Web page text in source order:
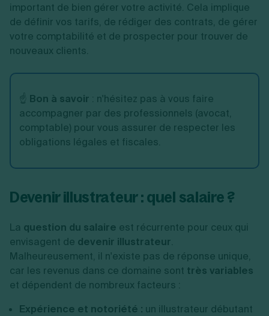
important de bien gérer votre activité. Cela implique
de définir vos tarifs, de rédiger des contrats, de gérer
votre comptabilité et de prospecter pour trouver de
nouveaux clients.
☝️ Bon à savoir : n'hésitez pas à vous faire
accompagner par des professionnels (avocat,
comptable) pour vous assurer de respecter les
obligations légales et fiscales.
Devenir illustrateur : quel salaire ?
La question du salaire est récurrente pour ceux qui
envisagent de devenir illustrateur.
Malheureusement, il n'existe pas de réponse unique,
car les revenus dans ce domaine sont très variables
et dépendent de nombreux facteurs :
Expérience et notoriété : un illustrateur débutant